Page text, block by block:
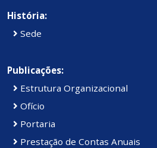
História:
Sede
Publicações:
Estrutura Organizacional
Ofício
Portaria
Prestação de Contas Anuais